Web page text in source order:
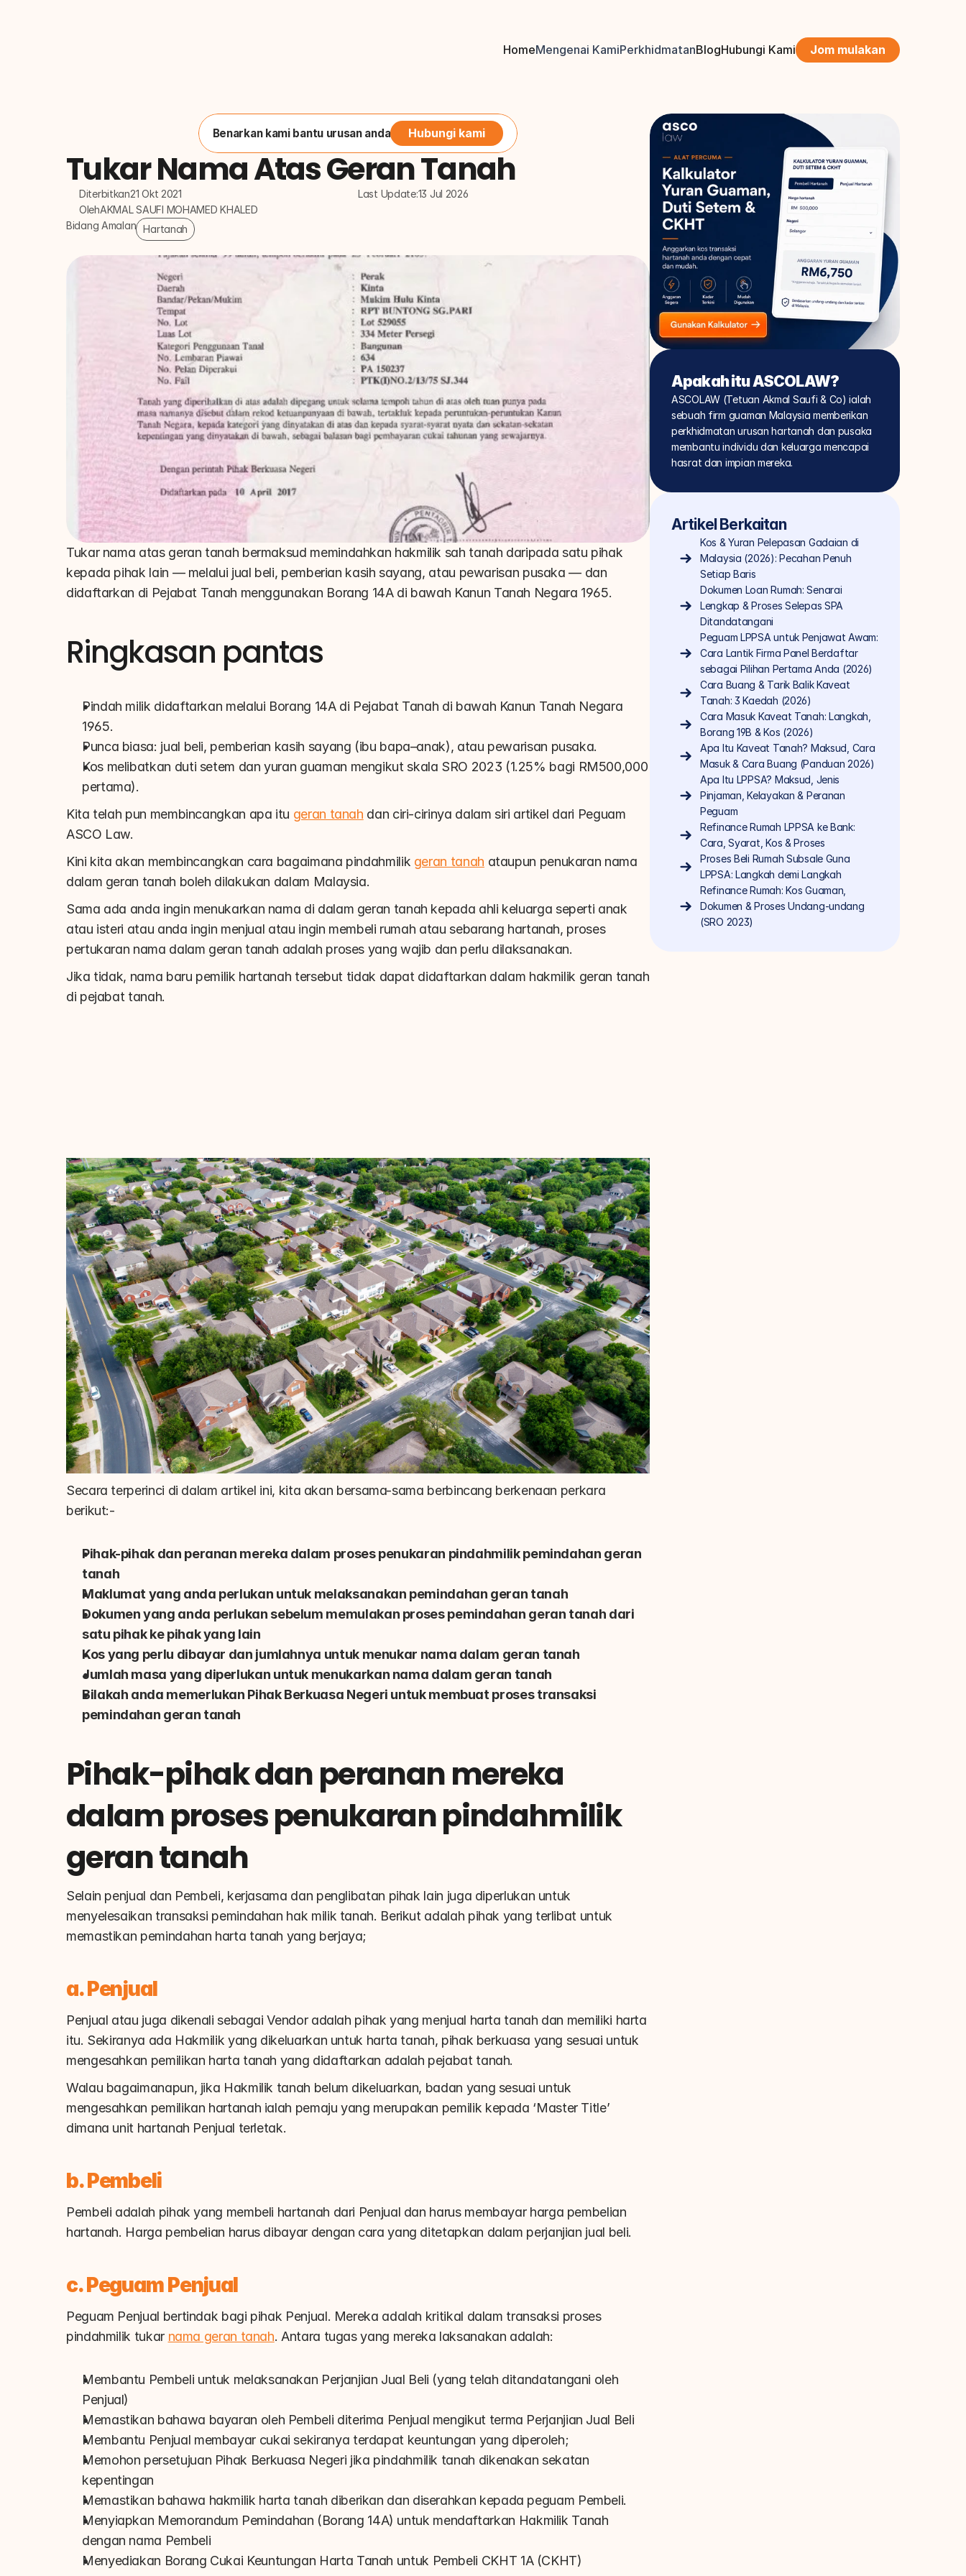
HomeMengenai KamiPerkhidmatanBlogHubungi Kami Jom mulakan
Benarkan kami bantu urusan anda Hubungi kami
Tukar Nama Atas Geran Tanah
Diterbitkan21 Okt 2021 Last Update:13 Jul 2026
OlehAKMAL SAUFI MOHAMED KHALED
Bidang Amalan Hartanah
Tukar nama atas geran tanah bermaksud memindahkan hakmilik sah tanah daripada satu pihak
kepada pihak lain — melalui jual beli, pemberian kasih sayang, atau pewarisan pusaka — dan
didaftarkan di Pejabat Tanah menggunakan Borang 14A di bawah Kanun Tanah Negara 1965.
Ringkasan pantas
Pindah milik didaftarkan melalui Borang 14A di Pejabat Tanah di bawah Kanun Tanah Negara
1965.
Punca biasa: jual beli, pemberian kasih sayang (ibu bapa–anak), atau pewarisan pusaka.
Kos melibatkan duti setem dan yuran guaman mengikut skala SRO 2023 (1.25% bagi RM500,000
pertama).
Kita telah pun membincangkan apa itu geran tanah dan ciri-cirinya dalam siri artikel dari Peguam
ASCO Law.
Kini kita akan membincangkan cara bagaimana pindahmilik geran tanah ataupun penukaran nama
dalam geran tanah boleh dilakukan dalam Malaysia.
Sama ada anda ingin menukarkan nama di dalam geran tanah kepada ahli keluarga seperti anak
atau isteri atau anda ingin menjual atau ingin membeli rumah atau sebarang hartanah, proses
pertukaran nama dalam geran tanah adalah proses yang wajib dan perlu dilaksanakan.
Jika tidak, nama baru pemilik hartanah tersebut tidak dapat didaftarkan dalam hakmilik geran tanah
di pejabat tanah.
Secara terperinci di dalam artikel ini, kita akan bersama-sama berbincang berkenaan perkara
berikut:-
Pihak-pihak dan peranan mereka dalam proses penukaran pindahmilik pemindahan geran
tanah
Maklumat yang anda perlukan untuk melaksanakan pemindahan geran tanah
Dokumen yang anda perlukan sebelum memulakan proses pemindahan geran tanah dari
satu pihak ke pihak yang lain
Kos yang perlu dibayar dan jumlahnya untuk menukar nama dalam geran tanah
Jumlah masa yang diperlukan untuk menukarkan nama dalam geran tanah
Bilakah anda memerlukan Pihak Berkuasa Negeri untuk membuat proses transaksi
pemindahan geran tanah
Pihak-pihak dan peranan mereka
dalam proses penukaran pindahmilik
geran tanah
Selain penjual dan Pembeli, kerjasama dan penglibatan pihak lain juga diperlukan untuk
menyelesaikan transaksi pemindahan hak milik tanah. Berikut adalah pihak yang terlibat untuk
memastikan pemindahan harta tanah yang berjaya;
a. Penjual
Penjual atau juga dikenali sebagai Vendor adalah pihak yang menjual harta tanah dan memiliki harta
itu. Sekiranya ada Hakmilik yang dikeluarkan untuk harta tanah, pihak berkuasa yang sesuai untuk
mengesahkan pemilikan harta tanah yang didaftarkan adalah pejabat tanah.
Walau bagaimanapun, jika Hakmilik tanah belum dikeluarkan, badan yang sesuai untuk
mengesahkan pemilikan hartanah ialah pemaju yang merupakan pemilik kepada ‘Master Title’
dimana unit hartanah Penjual terletak.
b. Pembeli
Pembeli adalah pihak yang membeli hartanah dari Penjual dan harus membayar harga pembelian
hartanah. Harga pembelian harus dibayar dengan cara yang ditetapkan dalam perjanjian jual beli.
c. Peguam Penjual
Peguam Penjual bertindak bagi pihak Penjual. Mereka adalah kritikal dalam transaksi proses
pindahmilik tukar nama geran tanah. Antara tugas yang mereka laksanakan adalah:
Membantu Pembeli untuk melaksanakan Perjanjian Jual Beli (yang telah ditandatangani oleh
Penjual)
Memastikan bahawa bayaran oleh Pembeli diterima Penjual mengikut terma Perjanjian Jual Beli
Membantu Penjual membayar cukai sekiranya terdapat keuntungan yang diperoleh;
Memohon persetujuan Pihak Berkuasa Negeri jika pindahmilik tanah dikenakan sekatan
kepentingan
Memastikan bahawa hakmilik harta tanah diberikan dan diserahkan kepada peguam Pembeli.
Menyiapkan Memorandum Pemindahan (Borang 14A) untuk mendaftarkan Hakmilik Tanah
dengan nama Pembeli
Menyediakan Borang Cukai Keuntungan Harta Tanah untuk Pembeli CKHT 1A (CKHT)
Apakah itu ASCOLAW?
ASCOLAW (Tetuan Akmal Saufi & Co) ialah
sebuah firm guaman Malaysia memberikan
perkhidmatan urusan hartanah dan pusaka
membantu individu dan keluarga mencapai
hasrat dan impian mereka.
Artikel Berkaitan
Kos & Yuran Pelepasan Gadaian di
Malaysia (2026): Pecahan Penuh
Setiap Baris
Dokumen Loan Rumah: Senarai
Lengkap & Proses Selepas SPA
Ditandatangani
Peguam LPPSA untuk Penjawat Awam:
Cara Lantik Firma Panel Berdaftar
sebagai Pilihan Pertama Anda (2026)
Cara Buang & Tarik Balik Kaveat
Tanah: 3 Kaedah (2026)
Cara Masuk Kaveat Tanah: Langkah,
Borang 19B & Kos (2026)
Apa Itu Kaveat Tanah? Maksud, Cara
Masuk & Cara Buang (Panduan 2026)
Apa Itu LPPSA? Maksud, Jenis
Pinjaman, Kelayakan & Peranan
Peguam
Refinance Rumah LPPSA ke Bank:
Cara, Syarat, Kos & Proses
Proses Beli Rumah Subsale Guna
LPPSA: Langkah demi Langkah
Refinance Rumah: Kos Guaman,
Dokumen & Proses Undang-undang
(SRO 2023)